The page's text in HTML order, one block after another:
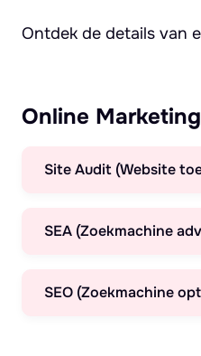
Ontdek de details van
Online Marketing
Site Audit (Website
SEA (Zoekmachine
SEO (Zoekmachine